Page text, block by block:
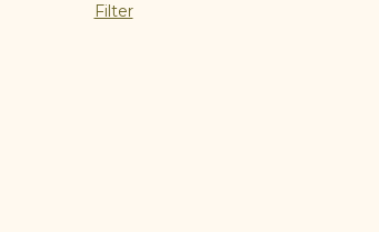
Filter